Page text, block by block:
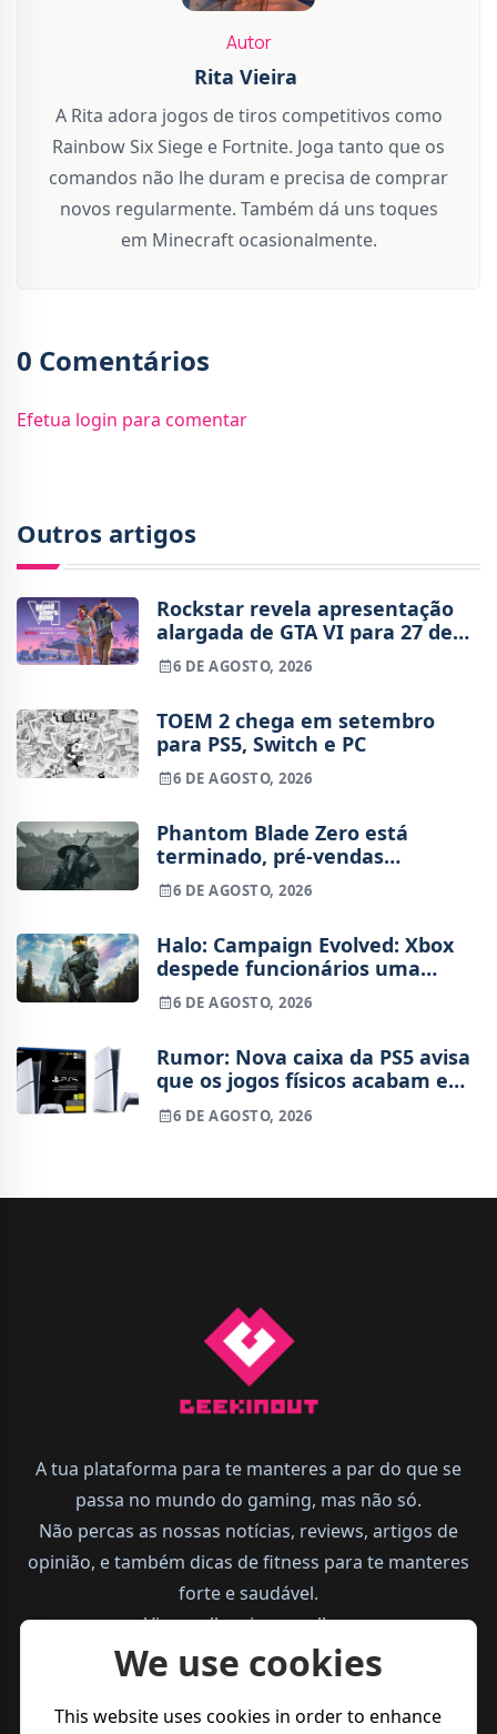
Autor
Rita Vieira
A Rita adora jogos de tiros competitivos como
Rainbow Six Siege e Fortnite. Joga tanto que os
comandos não lhe duram e precisa de comprar
novos regularmente. Também dá uns toques
em Minecraft ocasionalmente.
0 Comentários
Efetua login para comentar
Outros artigos
Rockstar revela apresentação
alargada de GTA VI para 27 de
agosto
6 DE AGOSTO, 2026
TOEM 2 chega em setembro
para PS5, Switch e PC
6 DE AGOSTO, 2026
Phantom Blade Zero está
terminado, pré-vendas
começam na próxima semana
6 DE AGOSTO, 2026
Halo: Campaign Evolved: Xbox
despede funcionários uma
semana após o lançamento
6 DE AGOSTO, 2026
Rumor: Nova caixa da PS5 avisa
que os jogos físicos acabam em
2028
6 DE AGOSTO, 2026
A tua plataforma para te manteres a par do que se
passa no mundo do gaming, mas não só.
Não percas as nossas notícias, reviews, artigos de
opinião, e também dicas de fitness para te manteres
forte e saudável.
Vive melhor, joga melhor.
We use cookies
This website uses cookies in order to enhance